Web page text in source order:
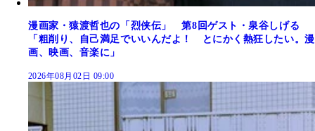
漫画家・猿渡哲也の「烈侠伝」 第8回ゲスト・泉谷しげる
「粗削り、自己満足でいいんだよ！ とにかく熱狂したい。漫
画、映画、音楽に」
2026年08月02日 09:00